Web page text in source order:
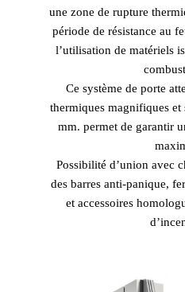
une zone de rupture
période de résistance au
l’utilisation de matériels
Ce système de porte
thermiques magnifiques et
mm. permet de garantir
Possibilité d’union avec
des barres anti-panique,
et accessoires